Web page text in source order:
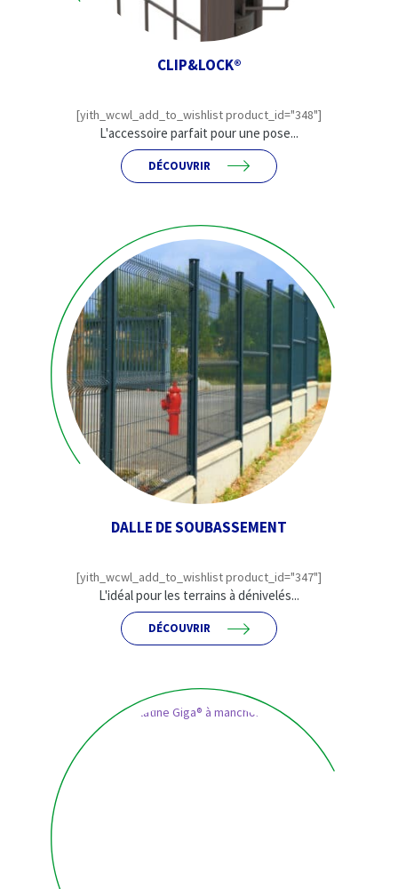
CLIP&LOCK®
[yith_wcwl_add_to_wishlist product_id="348"]
L'accessoire parfait pour une pose...
DÉCOUVRIR
DALLE DE SOUBASSEMENT
[yith_wcwl_add_to_wishlist product_id="347"]
L'idéal pour les terrains à dénivelés...
DÉCOUVRIR